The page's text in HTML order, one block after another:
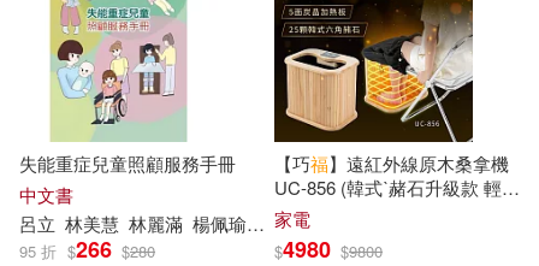
曾思瀚(23) 林楨中(23)
渡真仁(23)
目川文化編輯小組(23)
立花ビスコ(23)
重慶出版社(96) 世一(95)
中國少年兒童出版社(95)
華中科技大學出版社(95)
失能重症兒童照顧服務手冊
中文書
呂立 林美慧 林麗滿 楊佩瑜 楊玲玲
95 折 $266 $280
【巧福】遠紅外線原木桑拿機
UC-856 (韓式ˋ赭石升級款 輕便
小型)
家電
$4980 $9800